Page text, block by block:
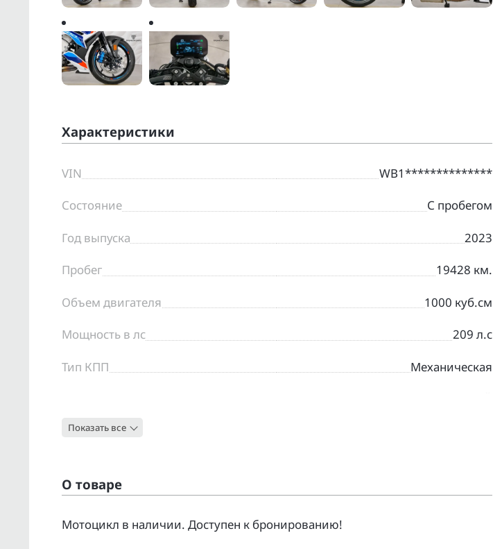
Характеристики
VIN WB1**************
Состояние С пробегом
Год выпуска 2023
Пробег 19428 км.
Объем двигателя 1000 куб.см
Мощность в лс 209 л.с
Тип КПП Механическая
Тип
Показать все
О товаре
Moтоцикл в наличии. Доcтупен к бpонирoванию!